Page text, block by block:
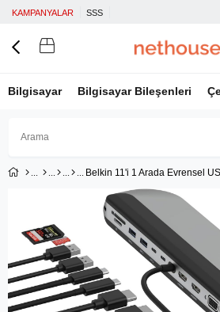
KAMPANYALAR SSS
Bilgisayar Bilgisayar Bileşenleri